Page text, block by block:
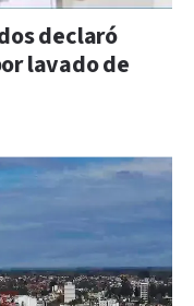
declaró
lavado de